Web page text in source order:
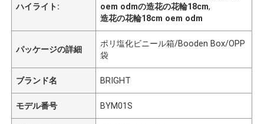
ハイライト:
oem odmの造花の花輪18cm,
造花の花輪18cm oem odm
パッケージの詳細
ポリ塩化ビニール箱/Booden Box/OPP
袋
ブランド名 BRIGHT
モデル番号 BYM01S